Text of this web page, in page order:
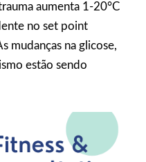
aumenta 1-20°C
no set point
mudanças na glicose,
estão sendo